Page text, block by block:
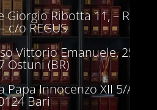
Ribotta 11, – Roma
c/o REGUS
Vittorio Emanuele, 250 –
Ostuni (BR)
Innocenzo XII 5/A –
Bari